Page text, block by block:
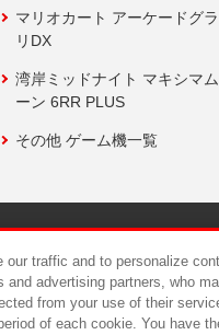
マリオカート アーケードグ
リDX
湾岸ミッドナイト マキシマム
ーン 6RR PLUS
その他 ゲーム機一覧
ご提供について カスタマ
traffic and to personalize
advertising partners, who
from your use of their
of each cookie. You have